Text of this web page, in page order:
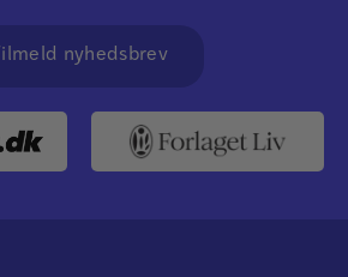
Tilmeld nyhedsbrev